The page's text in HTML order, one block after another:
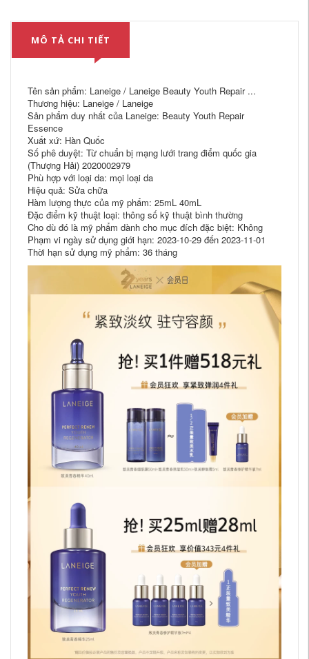
MÔ TẢ CHI TIẾT
Tên sản phẩm: Laneige / Laneige Beauty Youth Repair ...
Thương hiệu: Laneige / Laneige
Sản phẩm duy nhất của Laneige: Beauty Youth Repair
Essence
Xuất xứ: Hàn Quốc
Số phê duyệt: Từ chuẩn bị mạng lưới trang điểm quốc gia
(Thượng Hải) 2020002979
Phù hợp với loại da: mọi loại da
Hiệu quả: Sửa chữa
Hàm lượng thực của mỹ phẩm: 25mL 40mL
Đặc điểm kỹ thuật loại: thông số kỹ thuật bình thường
Cho dù đó là mỹ phẩm dành cho mục đích đặc biệt: Không
Phạm vi ngày sử dụng giới hạn: 2023-10-29 đến 2023-11-01
Thời hạn sử dụng mỹ phẩm: 36 tháng